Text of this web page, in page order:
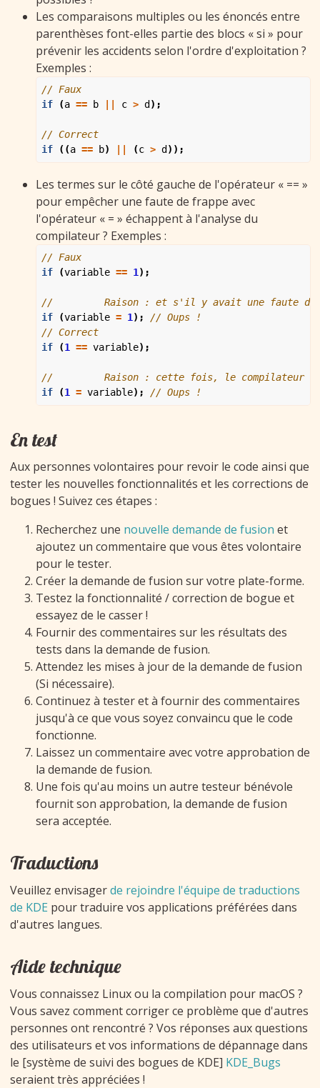
Les comparaisons multiples ou les énoncés entre
parenthèses font-elles partie des blocs « si » pour
prévenir les accidents selon l'ordre d'exploitation ?
Exemples :
// Faux
if
(a == b c > d );
// Correct
if
((a == b) (c > d ));
Les termes sur le côté gauche de l'opérateur « == »
pour empêcher une faute de frappe avec
l'opérateur « = » échappent à l'analyse du
compilateur ? Exemples :
// Faux
if
(variable == 1);
if (variable = 1);
// Correct
if
(1 == variable);
if (1 = variable);
En test
Aux personnes volontaires pour revoir le code ainsi que
tester les nouvelles fonctionnalités et les corrections de
bogues ! Suivez ces étapes :
Recherchez une nouvelle demande de fusion et
ajoutez un commentaire que vous êtes volontaire
pour le tester.
Créer la demande de fusion sur votre plate-forme.
Testez la fonctionnalité / correction de bogue et
essayez de le casser !
Fournir des commentaires sur les résultats des
tests dans la demande de fusion.
Attendez les mises à jour de la demande de fusion
(Si nécessaire).
Continuez à tester et à fournir des commentaires
jusqu'à ce que vous soyez convaincu que le code
fonctionne.
Laissez un commentaire avec votre approbation de
la demande de fusion.
Une fois qu'au moins un autre testeur bénévole
fournit son approbation, la demande de fusion
sera acceptée.
Traductions
Veuillez envisagerde rejoindre l'équipe de traductions
de KDEpour traduire vos applications préférées dans
d'autres langues.
Aide technique
Vous connaissez Linux ou la compilation pour macOS ?
Vous savez comment corriger ce problème que d'autres
personnes ont rencontré ? Vos réponses aux questions
des utilisateurs et vos informations de dépannage dans
le [système de suivi des bogues de KDE] KDE_Bugs
seraient très appréciées !